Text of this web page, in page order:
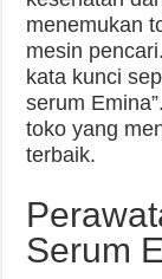
menemukan
mesin
kata kunci
serum
toko yang
terbaik.
Serum